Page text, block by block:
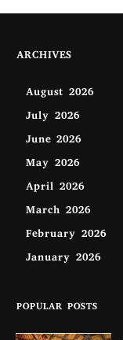
ARCHIVES
August 2026
July 2026
June 2026
May 2026
April 2026
March 2026
February 2026
January 2026
POPULAR POSTS